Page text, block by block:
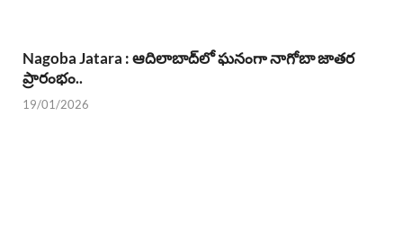
Nagoba Jatara : ఆదిలాబాద్‌లో ఘనంగా నాగోబా జాతర
ప్రారంభం..
19/01/2026